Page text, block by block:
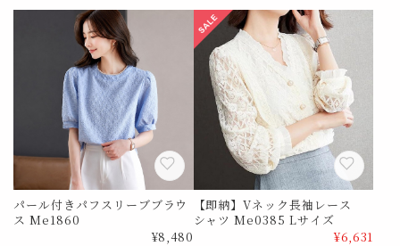
パール付きパフスリーブブラウ
ス Me1860
¥8,480
【即納】Vネック長袖レース
シャツ Me0385 Lサイズ
¥6,631